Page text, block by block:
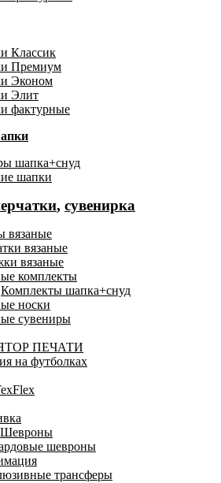
Классик
Премиум
Эконом
Элит
фактурные
шапка+снуд
шапки
, сувенирка
вязаные
вязаные
вязаные
комплекты
Комплекты шапка+снуд
носки
сувениры
ПЕЧАТИ
на футболках
шевроны
трансферы